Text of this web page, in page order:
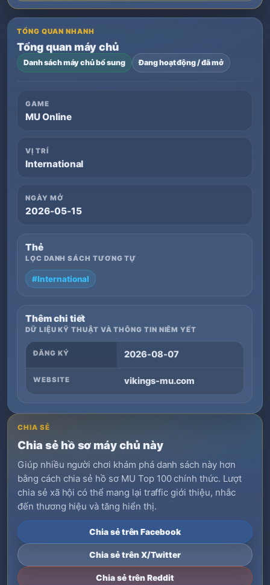
TỔNG QUAN NHANH
Tổng quan máy chủ
Danh sách máy chủ bổ sung Đang hoạt động / đã mở
GAME
MU Online
VỊ TRÍ
International
NGÀY MỞ
2026-05-15
Thẻ
LỌC DANH SÁCH TƯƠNG TỰ
#International
Thêm chi tiết
DỮ LIỆU KỸ THUẬT VÀ THÔNG TIN NIÊM YẾT
ĐĂNG KÝ 2026-08-07
WEBSITE vikings-mu.com
CHIA SẺ
Chia sẻ hồ sơ máy chủ này
Giúp nhiều người chơi khám phá danh sách này hơn
bằng cách chia sẻ hồ sơ MU Top 100 chính thức. Lượt
chia sẻ xã hội có thể mang lại traffic giới thiệu, nhắc
đến thương hiệu và tăng hiển thị.
Chia sẻ trên Facebook
Chia sẻ trên X/Twitter
Chia sẻ trên Reddit